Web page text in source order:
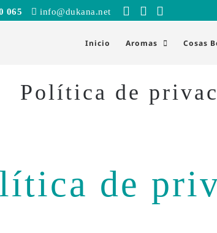
065 info@dukana.net
Inicio Aromas Cosas
Política de
de